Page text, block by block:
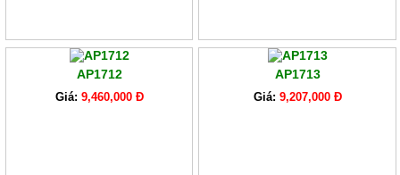
AP1712
Giá: 9,460,000 Đ
AP1713
Giá: 9,207,000 Đ